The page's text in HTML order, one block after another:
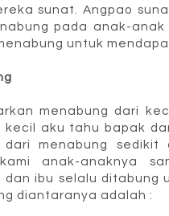
sunat. Angpao
pada anak-
untuk
menabung dari
aku tahu bapak
menabung sedikit
anak-anaknya
ibu selalu ditabung
diantaranya adalah :